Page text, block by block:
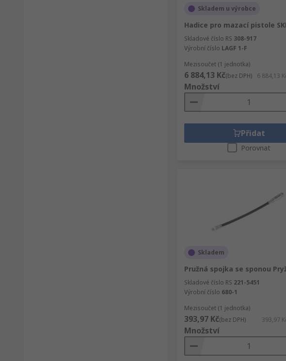
Skladem u výrobce
Hadice pro mazací pistole
Skladové číslo RS 308-917
Výrobní číslo LAGF 1-F
Mezisoučet (1 jednotka)
6 884,13 Kč(bez DPH) 6 884,13
Množství
Přidat
Porovnat
Skladem
Pružná spojka se sponou
Skladové číslo RS 221-5451
Výrobní číslo 680-1
Mezisoučet (1 jednotka)
393,97 Kč(bez DPH) 393,97
Množství